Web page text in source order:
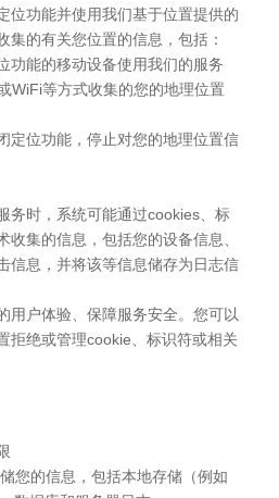
位功能并使用我们基于位置提供的
集的有关您位置的信息，包括：
功能的移动设备使用我们的服务
WiFi等方式收集的您的地理位置
定位功能，停止对您的地理位置信
务时，系统可能通过cookies、标
收集的信息，包括您的设备信息、
信息，并将该等信息储存为日志信
用户体验、保障服务安全。您可以
拒绝或管理cookie、标识符或相关
您的信息，包括本地存储（例如